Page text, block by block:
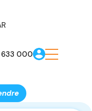
633 000